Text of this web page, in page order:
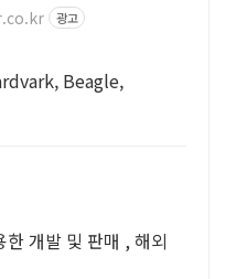
광고
Beagle,
개발 및 판매 , 해외